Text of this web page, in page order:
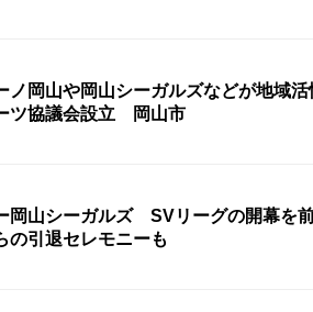
ノ岡山や岡山シーガルズなどが地域
ツ協議会設立 岡山市
岡山シーガルズ SVリーグの開幕を
の引退セレモニーも